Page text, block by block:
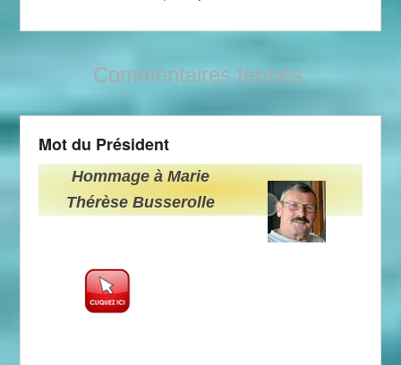
Commentaires fermés.
Mot du Président
Hommage à Marie
Thérèse Busserolle